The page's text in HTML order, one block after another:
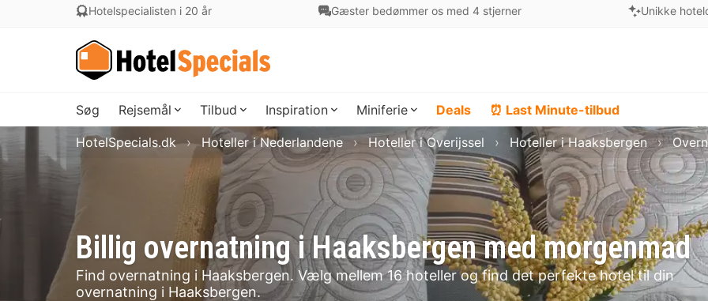
Hotelspecialisten i 20 år Gæster bedømmer os med 4 stjerner Unikke
Søg Rejsemål Tilbud Inspiration Miniferie Deals ⏰ Last Minute-tilbud
Billig overnatning i Haaksbergen med morgenmad
Find overnatning i Haaksbergen. Vælg mellem 16 hoteller og find det perfekte hotel til din
overnatning i Haaksbergen.
HotelSpecials.dk Hoteller i Nederlandene Hoteller i Overijssel Hoteller i Haaksbergen